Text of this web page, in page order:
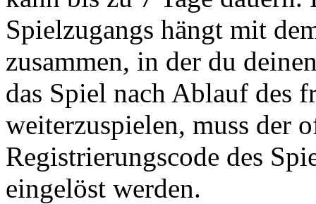
Spielzugangs hängt mit
zusammen, in der du
das Spiel nach Ablauf des
weiterzuspielen, muss der
Registrierungscode des
eingelöst werden.